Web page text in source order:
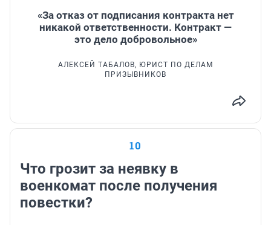
«За отказ от подписания контракта нет
никакой ответственности. Контракт —
это дело добровольное»
АЛЕКСЕЙ ТАБАЛОВ, ЮРИСТ ПО ДЕЛАМ
ПРИЗЫВНИКОВ
10
Что грозит за неявку в
военкомат после получения
повестки?